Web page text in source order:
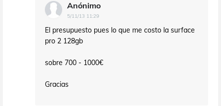
Anónimo
5/11/13 11:29
El presupuesto pues lo que me costo la surface
pro 2 128gb
sobre 700 - 1000€
Gracias